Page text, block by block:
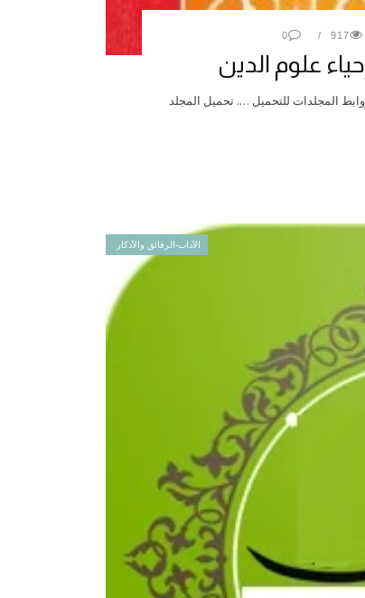
917
0
علوم الدين
المجلدات للتحميل …. تحميل المجلد
الآداب-الرقائق والأذكار